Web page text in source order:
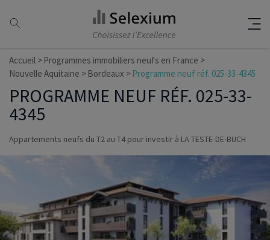
Accueil
Programmes immobiliers neufs en France
Nouvelle Aquitaine
Bordeaux Programme neuf réf. 025-33-4345
PROGRAMME NEUF RÉF. 025-33-
4345
Appartements neufs du T2 au T4 pour investir à LA TESTE-DE-BUCH